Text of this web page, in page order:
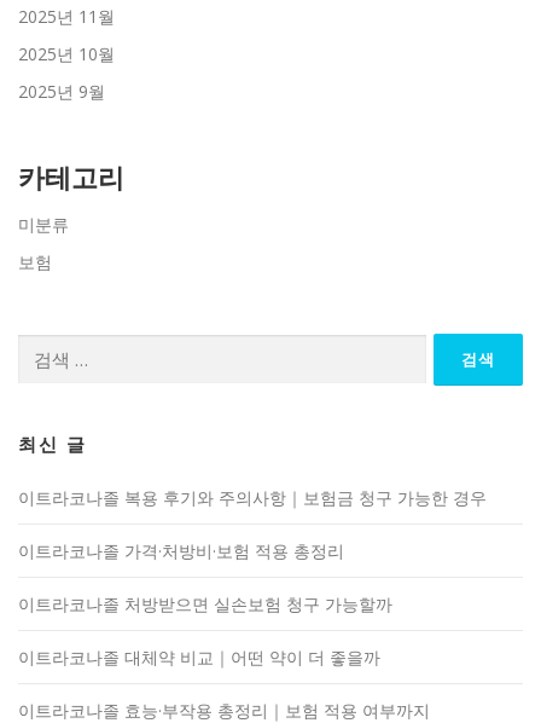
2025년 11월
2025년 10월
2025년 9월
카테고리
미분류
보험
최신 글
이트라코나졸 복용 후기와 주의사항｜보험금 청구 가능한 경우
이트라코나졸 가격·처방비·보험 적용 총정리
이트라코나졸 처방받으면 실손보험 청구 가능할까
이트라코나졸 대체약 비교｜어떤 약이 더 좋을까
이트라코나졸 효능·부작용 총정리｜보험 적용 여부까지